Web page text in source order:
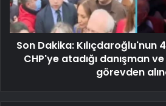
Son Dakika: Kılıçdaroğlu'nun
CHP'ye atadığı danışman
görevden